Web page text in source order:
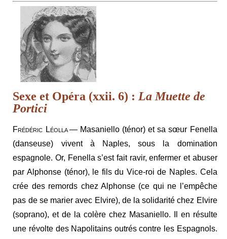
Sexe et Opéra (xxii. 6) :La Muette de
Portici
Frédéric Léolla— Masaniello (ténor) et sa sœur Fenella
(danseuse) vivent à Naples, sous la domination
espagnole. Or, Fenella s’est fait ravir, enfermer et abuser
par Alphonse (ténor), le fils du Vice-roi de Naples. Cela
crée des remords chez Alphonse (ce qui ne l’empêche
pas de se marier avec Elvire), de la solidarité chez Elvire
(soprano), et de la colère chez Masaniello. Il en résulte
une révolte des Napolitains outrés contre les Espagnols.